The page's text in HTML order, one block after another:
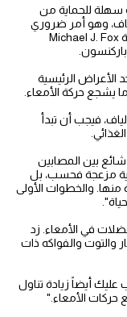
سهلة للحماية من
وهو أمر ضروري
للحد من مخاطر الأعراض، وفقاً للمؤسسة الخيرية Michael J. Fox
الأعراض الرئيسية
يشجع حركة الأمعاء.
فيجب أن تبدأ
بين المصابين
مزعجة فحسب، بل
والخطوات الأولى
في الأمعاء. زد
والتوت والفواكه ذات
عليك أيضاً زيادة تناول
حركات الأمعاء."